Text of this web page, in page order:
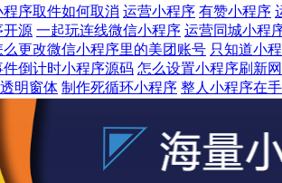
程序取件如何取消 运营小程序 有赞小程序
开源 一起玩连线微信小程序 运营同城小程
么更改微信小程序里的美团账号 只知道小
件倒计时小程序源码 怎么设置小程序刷新
明窗体 制作死循环小程序 整人小程序在